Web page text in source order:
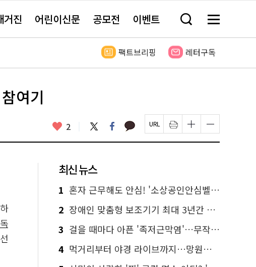
거진 어린이신문 공모전 이벤트 검
창
기
메
전
보
팩트브리핑 레터구독
여기
좋
요
2 트
위
터
페
이
스
카
카 페
이
지
인
쇄
하
글
자
크
하
기
글
자
크
하
기
최신 뉴스
1 혼자 근무해도 안심! '소상공인안심벨' 신청하세요
2 장애인 맞춤형 보조기기 최대 3년간 무상 대여…삶의 질 높인다
3 걸을 때마다 아픈 '족저근막염'…무작정 참지 말고 '이것' 해보세요!
4 먹거리부터 야경 라이브까지…망원한강공원 알짜 코스